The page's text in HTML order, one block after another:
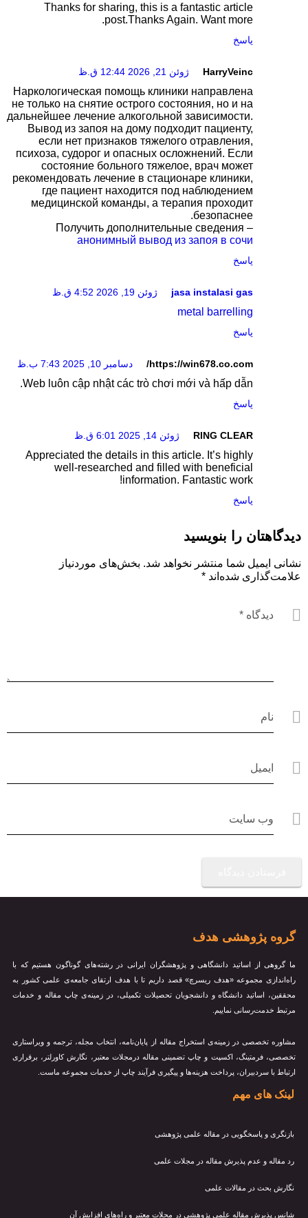
Thanks for sharing, this is a fantastic article
post.Thanks Again. Want more.
پاسخ
HarryVeinc ژوئن 21, 2026 12:44 ق.ظ
Наркологическая помощь клиники направлена
не только на снятие острого состояния, но и на
дальнейшее лечение алкогольной зависимости.
Вывод из запоя на дому подходит пациенту,
если нет признаков тяжелого отравления,
психоза, судорог и опасных осложнений. Если
состояние больного тяжелое, врач может
рекомендовать лечение в стационаре клиники,
где пациент находится под наблюдением
медицинской команды, а терапия проходит
безопаснее.
Получить дополнительные сведения –
анонимный вывод из запоя в сочи
پاسخ
jasa instalasi gas ژوئن 19, 2026 4:52 ق.ظ
metal barrelling
پاسخ
https://win678.co.com/ دسامبر 10, 2025 7:43 ب.ظ
Web luôn cập nhật các trò chơi mới và hấp dẫn.
پاسخ
RING CLEAR ژوئن 14, 2025 6:01 ق.ظ
Appreciated the details in this article. It’s highly
well-researched and filled with beneficial
information. Fantastic work!
پاسخ
دیدگاهتان را بنویسید
نشانی ایمیل شما منتشر نخواهد شد. بخش‌های موردنیاز
علامت‌گذاری شده‌اند *
دیدگاه *
نام
ایمیل
وب سایت
گروه پژوهشی هدف
ما گروهی از اساتید دانشگاهی و پژوهشگران ایرانی در رشته‌های گوناگون هستیم که با
راه‌اندازی مجموعه «هدف ریسرچ» قصد داریم تا با هدف ارتقای جامعه‌ی علمی کشور به
محققین، اساتید دانشگاه و دانشجویان تحصیلات تکمیلی، در زمینه‌ی چاپ مقاله و خدمات
مرتبط خدمت‌رسانی نماییم.
مشاوره تخصصی در زمینه‌ی استخراج مقاله از پایان‌نامه، انتخاب مجله، ترجمه و ویراستاری
تخصصی، فرمتینگ، اکسپت و چاپ تضمینی مقاله درمجلات معتبر، نگارش کاورلتر، برقراری
ارتباط با سردبیران، پرداخت هزینه‌ها و پیگیری فرآیند چاپ از خدمات مجموعه ماست.
لینک های مهم
بازنگری و پاسخگویی در مقاله علمی پژوهشی
رد مقاله و عدم پذیرش مقاله در مجلات علمی
نگارش بحث در مقالات علمی
شانس پذیرش مقاله علمی پژوهشی در مجلات معتبر و راه‌های افزایش آن